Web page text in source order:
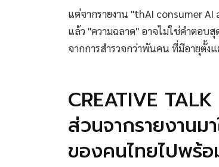
แต่จากรายงาน "thAI consumer
แล้ว "ความฉลาด" อาจไม่ใช่คำตอบ
จากการสำรวจกว่าพันคน ที่มีอายุตั้ง
CREATIVE
ส่วนจากรายงานม
ของคนไทยไปพร้